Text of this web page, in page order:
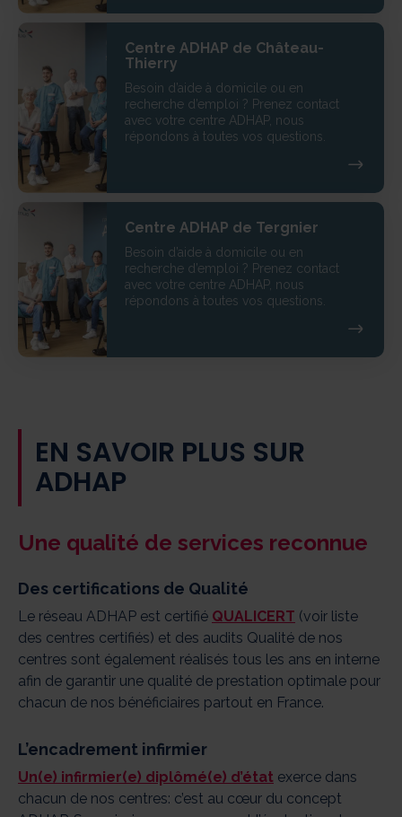
Centre ADHAP de Château-
Thierry
Besoin d’aide à domicile ou en
recherche d’emploi ? Prenez contact
avec votre centre ADHAP, nous
répondons à toutes vos questions.
Centre ADHAP de Tergnier
Besoin d’aide à domicile ou en
recherche d’emploi ? Prenez contact
avec votre centre ADHAP, nous
répondons à toutes vos questions.
EN SAVOIR PLUS SUR
ADHAP
Une qualité de services reconnue
Des certifications de Qualité
Le réseau ADHAP est certifié QUALICERT (voir liste
des centres certifiés) et des audits Qualité de nos
centres sont également réalisés tous les ans en interne
afin de garantir une qualité de prestation optimale pour
chacun de nos bénéficiaires partout en France.
L’encadrement infirmier
Un(e) infirmier(e) diplômé(e) d’état exerce dans
chacun de nos centres: c’est au cœur du concept